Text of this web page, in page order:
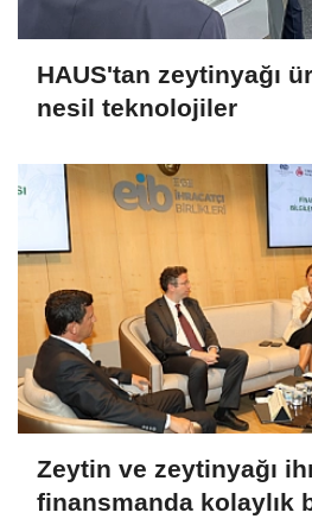
HAUS'tan zeytinyağı
nesil teknolojiler
Zeytin ve zeytinyağı
finansmanda kolaylık